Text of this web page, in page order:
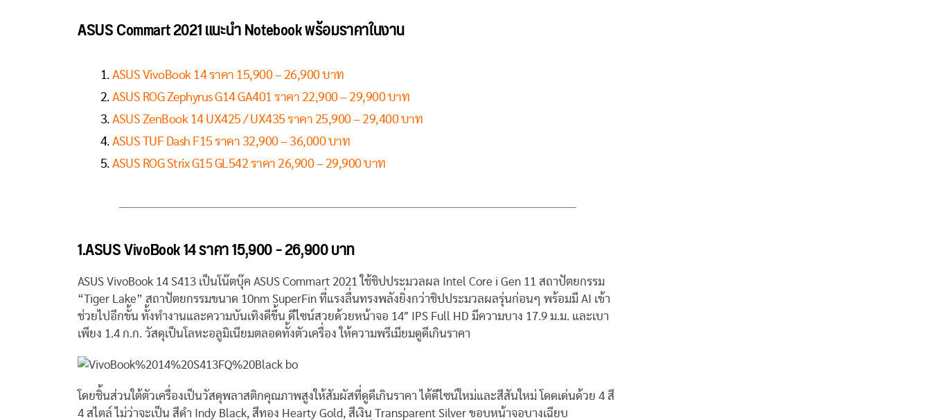
ASUS Commart 2021 แนะนำ Notebook พร้อมราคาในงาน
ASUS VivoBook 14 ราคา 15,900 – 26,900 บาท
ASUS ROG Zephyrus G14 GA401 ราคา 22,900 – 29,900 บาท
ASUS ZenBook 14 UX425 / UX435 ราคา 25,900 – 29,400 บาท
ASUS TUF Dash F15 ราคา 32,900 – 36,000 บาท
ASUS ROG Strix G15 GL542 ราคา 26,900 – 29,900 บาท
1.ASUS VivoBook 14 ราคา 15,900 – 26,900 บาท
ASUS VivoBook 14 S413 เป็นโน๊ตบุ๊ค ASUS Commart 2021 ใช้ชิปประมวลผล Intel Core i Gen 11 สถาปัตยกรรม
“Tiger Lake” สถาปัตยกรรมขนาด 10nm SuperFin ที่แรงลื่นทรงพลังยิ่งกว่าชิปประมวลผลรุ่นก่อนๆ พร้อมมี AI เข้า
ช่วยไปอีกขั้น ทั้งทำงานและความบันเทิงดีขึ้น ดีไซน์สวยด้วยหน้าจอ 14″ IPS Full HD มีความบาง 17.9 ม.ม. และเบา
เพียง 1.4 ก.ก. วัสดุเป็นโลหะอลูมิเนียมตลอดทั้งตัวเครื่อง ให้ความพรีเมียมดูดีเกินราคา
โดยชิ้นส่วนใต้ตัวเครื่องเป็นวัสดุพลาสติกคุณภาพสูงให้สัมผัสที่ดูดีเกินราคา ได้ดีไซน์ใหม่และสีสันใหม่ โดดเด่นด้วย 4 สี
4 สไตล์ ไม่ว่าจะเป็น สีดำ Indy Black, สีทอง Hearty Gold, สีเงิน Transparent Silver ขอบหน้าจอบางเฉียบ